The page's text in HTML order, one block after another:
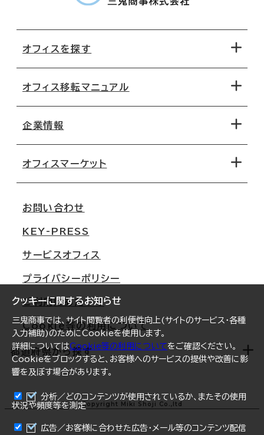
まとめて資料請求
クッキーに関するお知らせ
三鬼商事では、サイト閲覧者の利便性向上(サイトのサービス・各種
入力補助)のためにCookieを使用します。
詳細についてはCookie等の利用についてをご確認ください。
Cookieをブロックすると、お客様へのサービスの提供や改善に影
響を及ぼす場合があります。
分析／どのコンテンツが使用されているか、またその使用
状況や頻度等を測定
広告／お客様に合わせた広告・メール等のコンテンツ配信
オフィスを探す
地図から探す
路線・駅から探す
オフィス移転マニュアル
移転コストシミュレーション
移転スケジュール
オフィス移転Q&A
企業情報
オフィスマーケット
大阪
名古屋
札幌
仙台
横浜
福岡
オフィスリポート
ログイン
お問い合わせ
KEY-PRESS
サービスオフィス
プライバシーポリシー
ご利用にあたって
Cookie等の利用について
都道府県から探す
北海道
青森県
Copyright Miki Shoji Co.,ltd